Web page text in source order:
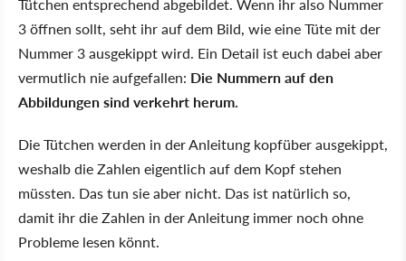
3 öffnen sollt, seht ihr auf dem Bild, wie eine Tüte mit der
Nummer 3 ausgekippt wird. Ein Detail ist euch dabei aber
vermutlich nie aufgefallen: Die Nummern auf den
Abbildungen sind verkehrt herum.
Die Tütchen werden in der Anleitung kopfüber ausgekippt,
weshalb die Zahlen eigentlich auf dem Kopf stehen
müssten. Das tun sie aber nicht. Das ist natürlich so,
damit ihr die Zahlen in der Anleitung immer noch ohne
Probleme lesen könnt.